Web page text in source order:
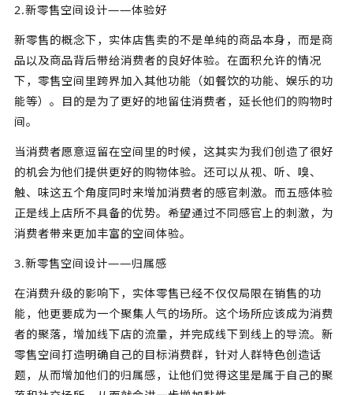
2.新零售空间设计——体验好
新零售的概念下，实体店售卖的不是单纯的商品本身，而是商
品以及商品背后带给消费者的良好体验。在面积允许的情况
下，零售空间里跨界加入其他功能（如餐饮的功能、娱乐的功
能等）。目的是为了更好的地留住消费者，延长他们的购物时
间。
当消费者愿意逗留在空间里的时候，这其实为我们创造了很好
的机会为他们提供更好的购物体验。还可以从视、听、嗅、
触、味这五个角度同时来增加消费者的感官刺激。而五感体验
正是线上店所不具备的优势。希望通过不同感官上的刺激，为
消费者带来更加丰富的空间体验。
3.新零售空间设计——归属感
在消费升级的影响下，实体零售已经不仅仅局限在销售的功
能，他更要成为一个聚集人气的场所。这个场所应该成为消费
者的聚落，增加线下店的流量，并完成线下到线上的导流。新
零售空间打造明确自己的目标消费群，针对人群特色创造话
题，从而增加他们的归属感，让他们觉得这里是属于自己的聚